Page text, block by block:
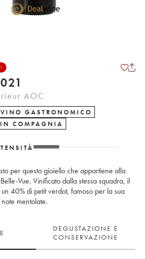
2021
AOC
VINO GASTRONOMICO
COMPAGNIA
per questo gioiello che appartiene alla
Vue. Vinificato dalla stessa squadra, il
40% di petit verdot, famoso per la sua
mentolate.
DEGUSTAZIONE E
CONSERVAZIONE